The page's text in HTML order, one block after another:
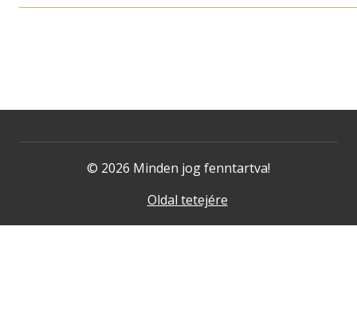
© 2026 Minden jog fenntartva!
Oldal tetejére